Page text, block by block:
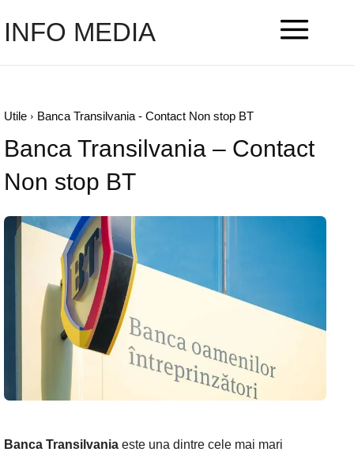
INFO MEDIA
Utile Banca Transilvania - Contact Non stop BT
Banca Transilvania – Contact
Non stop BT
Banca Transilvania este una dintre cele mai mari